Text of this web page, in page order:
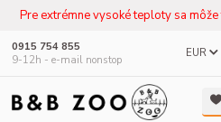
Pre extrémne vysoké teploty sa
EUR
0915 754 855
9-12h - e-mail nonstop